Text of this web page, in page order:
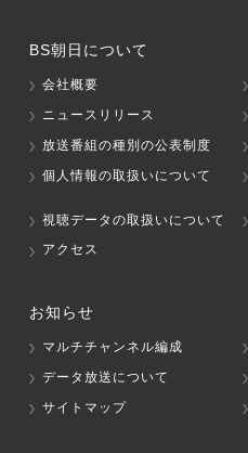
BS朝日について
会社概要
ニュースリリース
放送番組の種別の公表制度
個人情報の取扱いについて
視聴データの取扱いについて
アクセス
お知らせ
マルチチャンネル編成
データ放送について
サイトマップ